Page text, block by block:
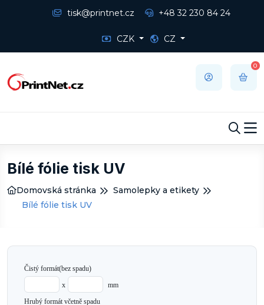
tisk@printnet.cz +48 32 230 84 24
CZK CZ
0
Bílé fólie tisk UV
Domovská stránka
Samolepky a etikety
Bílé fólie tisk UV
Čistý formát(bez spadu)
x
mm
Hrubý formát včetně spadu